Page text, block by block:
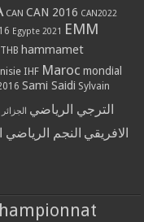
CAN CAN 2016 CAN2022
Egypte 2021 EMM
hammamet
IHF Maroc mondial
Sami Saidi Sylvain
الترجي الرياضي الجزائر
الافريقي النجم الرياضي